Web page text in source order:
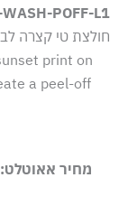
WASH-POFF-L1
חולצת טי קצרה
print on
a peel-off
מחיר אאוטלט: